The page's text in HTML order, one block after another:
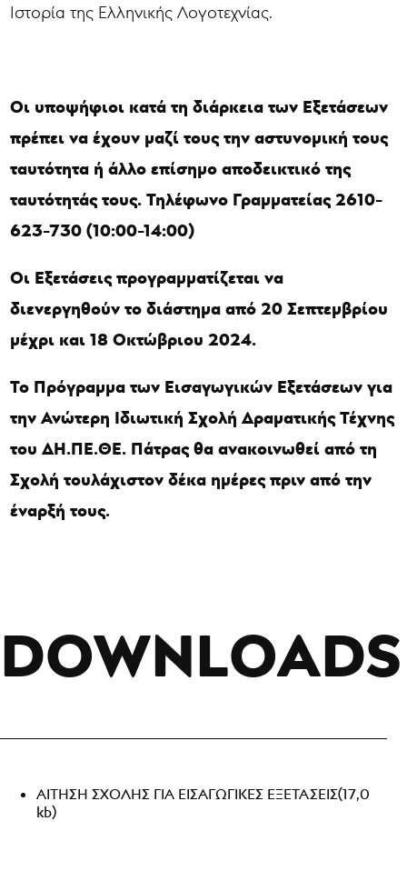
Ιστορία της Ελληνικής Λογοτεχνίας.
Οι υποψήφιοι κατά τη διάρκεια των Εξετάσεων
πρέπει να έχουν μαζί τους την αστυνομική τους
ταυτότητα ή άλλο επίσημο αποδεικτικό της
ταυτότητάς τους. Τηλέφωνο Γραμματείας 2610-
623-730 (10:00-14:00)
Οι Εξετάσεις προγραμματίζεται να
διενεργηθούν το διάστημα από 20 Σεπτεμβρίου
μέχρι και 18 Οκτώβριου 2024.
Το Πρόγραμμα των Εισαγωγικών Εξετάσεων για
την Ανώτερη Ιδιωτική Σχολή Δραματικής Τέχνης
του ΔΗ.ΠΕ.ΘΕ. Πάτρας θα ανακοινωθεί από τη
Σχολή τουλάχιστον δέκα ημέρες πριν από την
έναρξή τους.
DOWNLOADS
ΑΙΤΗΣΗ ΣΧΟΛΗΣ ΓΙΑ ΕΙΣΑΓΩΓΙΚΕΣ ΕΞΕΤΑΣΕΙΣ(17,0
kb)